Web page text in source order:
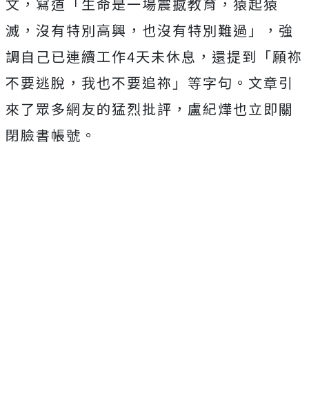
滅，沒有特別高興，也沒有特別難過」，強
調自己已連續工作4天未休息，還提到「願祢
不要逃脫，我也不要追祢」等字句。文章引
來了眾多網友的猛烈批評，盧紀燁也立即關
閉臉書帳號。